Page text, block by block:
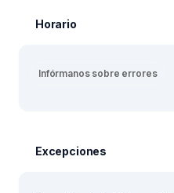
Horario
Infórmanos sobre errores
Excepciones